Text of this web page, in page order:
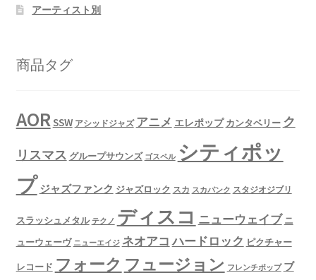
アーティスト別
商品タグ
AORSSW アシッドジャズ アニメ エレポップ カンタベリー ク
リスマス グループサウンズ ゴスペル シティポッ
プ ジャズファンク ジャズロック スカ スカパンク スタジオジブリ
スラッシュメタル テクノ ディスコ ニューウェイブ ニ
ューウェーヴ ニューエイジ ネオアコ ハードロック ピクチャー
レコード フォーク フュージョン フレンチポップ ブ